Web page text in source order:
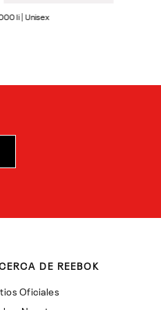
Ii | Unisex
DE REEBOK
Oficiales